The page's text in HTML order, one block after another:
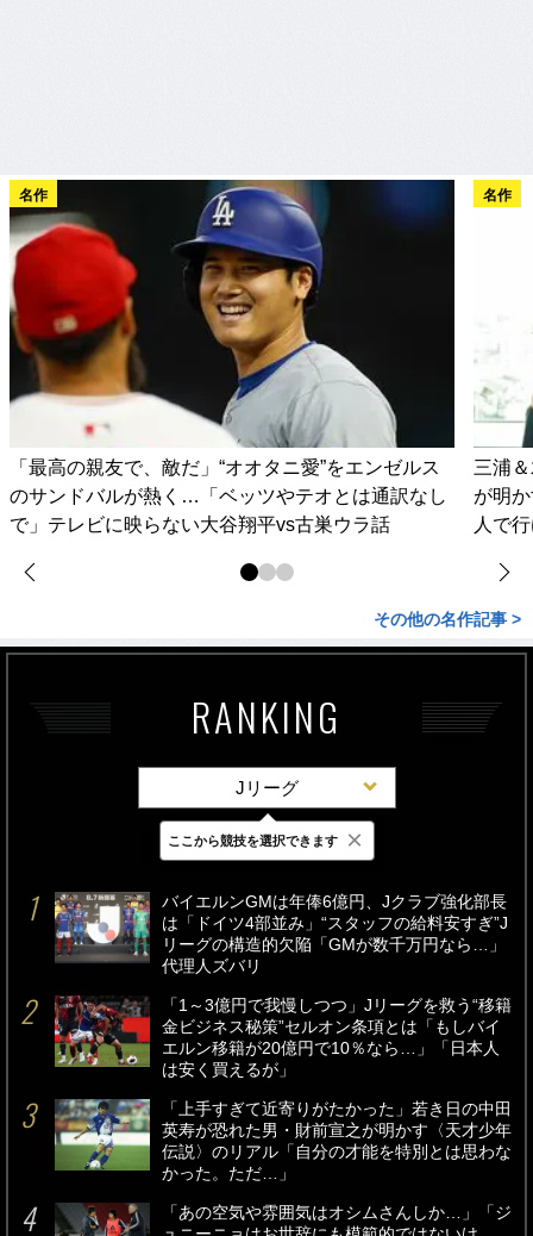
名作
「最高の親友で、敵だ」“オオタニ愛”をエンゼルス
のサンドバルが熱く…「ベッツやテオとは通訳なし
で」テレビに映らない大谷翔平vs古巣ウラ話
名作
三浦
が明
人で
その他の名作記事 >
RANKING
Jリーグ
最新 24時間 週間
バイエルンGMは年俸6億円、Jクラブ強化部長
は「ドイツ4部並み」“スタッフの給料安すぎ”J
リーグの構造的欠陥「GMが数千万円なら…」
代理人ズバリ
「1～3億円で我慢しつつ」Jリーグを救う“移籍
金ビジネス秘策”セルオン条項とは「もしバイ
エルン移籍が20億円で10％なら…」「日本人
は安く買えるが」
「上手すぎて近寄りがたかった」若き日の中田
英寿が恐れた男・財前宣之が明かす〈天才少年
伝説〉のリアル「自分の才能を特別とは思わな
かった。ただ…」
「あの空気や雰囲気はオシムさんしか…」「ジ
ここから競技を選択できます ×